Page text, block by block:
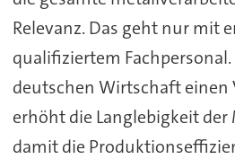
Relevanz. Das geht nur mit
qualifiziertem
deutschen Wirtschaft einen
erhöht die Langlebigkeit
damit die